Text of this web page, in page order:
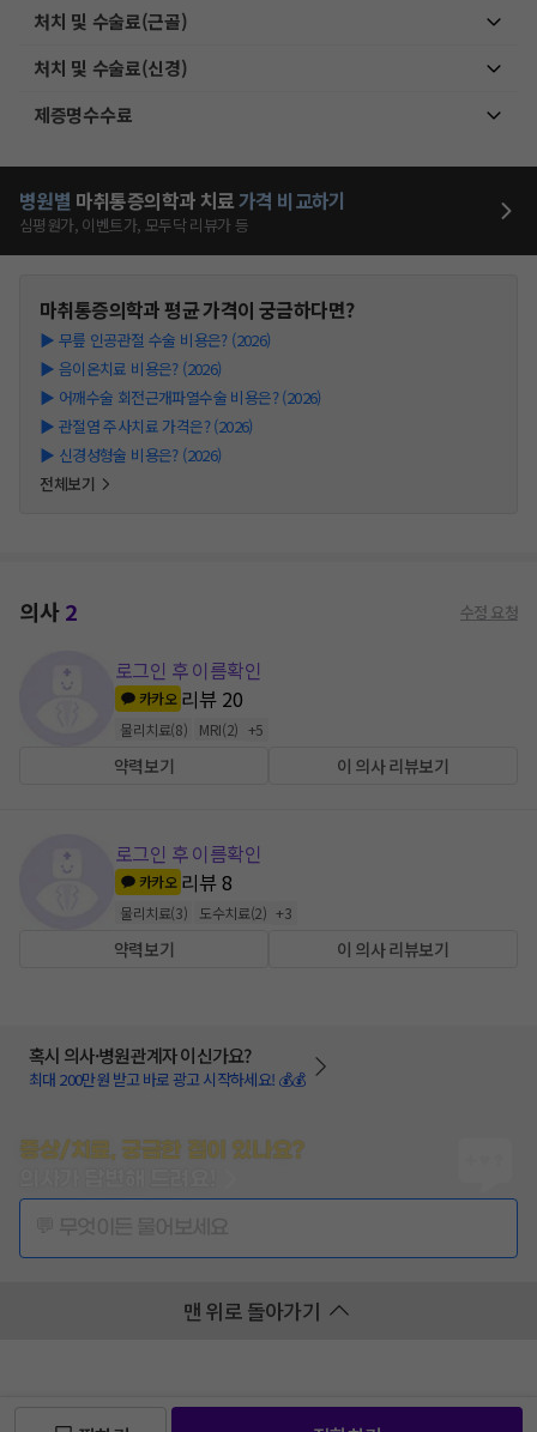
처치 및 수술료(근골)
처치 및 수술료(신경)
제증명수수료
병원별 마취통증의학과 치료가격 비교하기
심평원가, 이벤트가, 모두닥 리뷰가 등
마취통증의학과평균 가격이 궁금하다면?
▶ 무릎 인공관절 수술 비용은? (2026)
▶ 음이온치료 비용은? (2026)
▶ 어깨수술 회전근개파열수술 비용은? (2026)
▶ 관절염 주사치료 가격은? (2026)
▶ 신경성형술 비용은? (2026)
전체보기
의사2 수정 요청
로그인 후 이름확인
카카오 리뷰 20
물리치료(8) MRI(2) +5
약력보기 이 의사 리뷰보기
로그인 후 이름확인
카카오 리뷰8
물리치료(3) 도수치료(2) +3
약력보기 이 의사 리뷰보기
혹시 의사·병원관계자 이신가요?
최대 200만원 받고 바로 광고 시작하세요! 💰💰
증상/치료, 궁금한 점이 있나요?
맨 위로 돌아가기